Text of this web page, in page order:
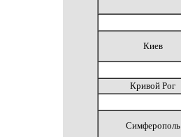
Киев
Кривой Рог
Симферополь